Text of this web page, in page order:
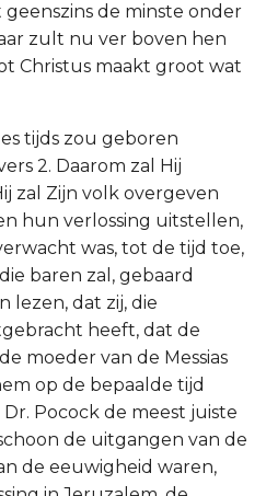
geenszins de minste onder
zult nu ver boven hen
Christus maakt groot wat
tijds zou geboren
2. Daarom zal Hij
zal Zijn volk overgeven
hun verlossing uitstellen,
was, tot de tijd toe,
baren zal, gebaard
lezen, dat zij, die
heeft, dat de
moeder van de Messias
op de bepaalde tijd
Pocock de meest juiste
de uitgangen van de
de eeuwigheid waren,